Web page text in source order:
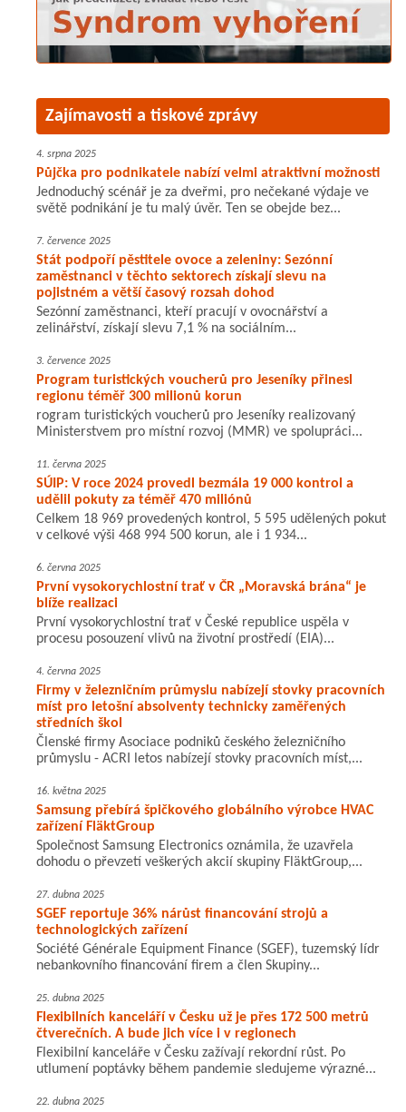
Zajímavosti a tiskové zprávy
4. srpna 2025
Půjčka pro podnikatele nabízí velmi atraktivní možnosti
Jednoduchý scénář je za dveřmi, pro nečekané výdaje ve
světě podnikání je tu malý úvěr. Ten se obejde bez...
7. července 2025
Stát podpoří pěstitele ovoce a zeleniny: Sezónní
zaměstnanci v těchto sektorech získají slevu na
pojistném a větší časový rozsah dohod
Sezónní zaměstnanci, kteří pracují v ovocnářství a
zelinářství, získají slevu 7,1 % na sociálním...
3. července 2025
Program turistických voucherů pro Jeseníky přinesl
regionu téměř 300 milionů korun
rogram turistických voucherů pro Jeseníky realizovaný
Ministerstvem pro místní rozvoj (MMR) ve spolupráci...
11. června 2025
SÚIP: V roce 2024 provedl bezmála 19 000 kontrol a
udělil pokuty za téměř 470 miliónů
Celkem 18 969 provedených kontrol, 5 595 udělených pokut
v celkové výši 468 994 500 korun, ale i 1 934...
6. června 2025
První vysokorychlostní trať v ČR „Moravská brána“ je
blíže realizaci
První vysokorychlostní trať v České republice uspěla v
procesu posouzení vlivů na životní prostředí (EIA)...
4. června 2025
Firmy v železničním průmyslu nabízejí stovky pracovních
míst pro letošní absolventy technicky zaměřených
středních škol
Členské firmy Asociace podniků českého železničního
průmyslu - ACRI letos nabízejí stovky pracovních míst,...
16. května 2025
Samsung přebírá špičkového globálního výrobce HVAC
zařízení FläktGroup
Společnost Samsung Electronics oznámila, že uzavřela
dohodu o převzetí veškerých akcií skupiny FläktGroup,...
27. dubna 2025
SGEF reportuje 36% nárůst financování strojů a
technologických zařízení
Société Générale Equipment Finance (SGEF), tuzemský lídr
nebankovního financování firem a člen Skupiny...
25. dubna 2025
Flexibilních kanceláří v Česku už je přes 172 500 metrů
čtverečních. A bude jich více i v regionech
Flexibilní kanceláře v Česku zažívají rekordní růst. Po
utlumení poptávky během pandemie sledujeme výrazné...
22. dubna 2025